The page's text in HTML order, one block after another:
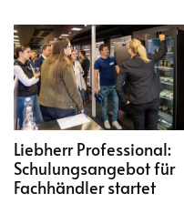
Liebherr Professional:
Schulungsangebot für
Fachhändler startet